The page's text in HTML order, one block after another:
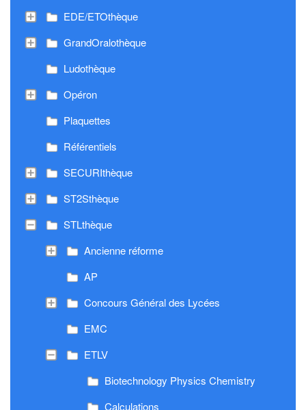
EDE/ETOthèque
GrandOralothèque
Ludothèque
Opéron
Plaquettes
Référentiels
SECURIthèque
ST2Sthèque
STLthèque
Ancienne réforme
AP
Concours Général des Lycées
EMC
ETLV
Biotechnology Physics Chemistry
Calculations